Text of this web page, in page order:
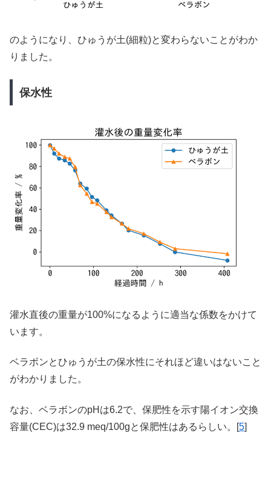
のようになり、ひゅうが土(細粒)と変わらないことがわか
りました。
保水性
灌水直後の重量が100%になるように適当な係数をかけて
います。
ベラボンとひゅうが土の保水性にそれほど違いはないこと
がわかりました。
なお、ベラボンのpHは6.2で、保肥性を示す陽イオン交換
容量(CEC)は32.9 meq/100gと保肥性はあるらしい。[5]